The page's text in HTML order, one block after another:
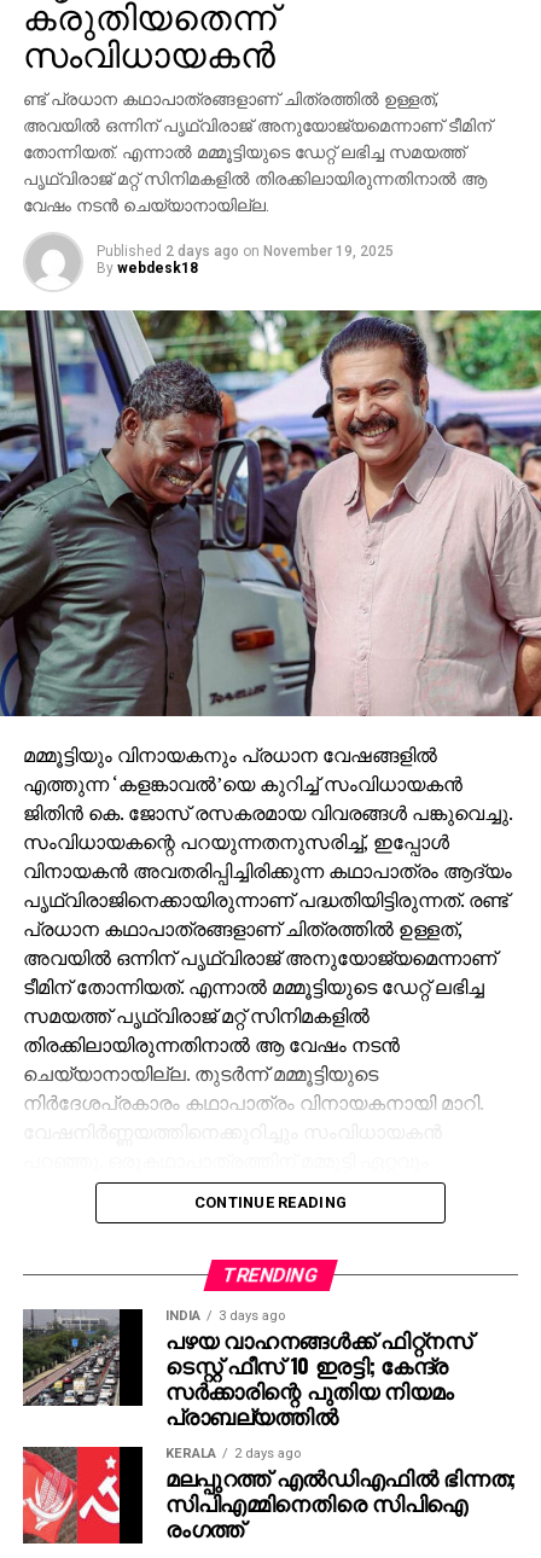
സാന്നിധ്യം ഇവന്റിനെ ദേശീയ തലത്തില്‍ തന്നെ
ശ്രദ്ധേയമാക്കി. ചിത്രത്തില്‍ പ്രിയങ്ക ചോപ്ര
മന്ദാകിനിയായി, പൃഥ്വിരാജ് സുകുമാരന്‍ കുംബയായി
പ്രത്യക്ഷപ്പെടും. 2027ലെ സങ്ക്രാന്തി റിലീസിനായി
‘വാരണസി’ ഒരുക്കപ്പെടുന്നുണ്ട്. എന്നാല്‍
ചിത്രത്തെക്കാള്‍ വലിയ ചര്‍ച്ചയാകുന്നത്
സംവിധായകന്റെ പ്രസ്താവനയും അതിനുശേഷം
ഉയര്‍ന്ന പ്രതിഷേധങ്ങളുമാണ്.
കരുതിയതെന്ന്
സംവിധായകന്‍
ണ്ട് പ്രധാന കഥാപാത്രങ്ങളാണ് ചിത്രത്തില്‍ ഉള്ളത്,
അവയില്‍ ഒന്നിന് പൃഥ്വിരാജ് അനുയോജ്യമെന്നാണ് ടീമിന്
തോന്നിയത്. എന്നാല്‍ മമ്മൂട്ടിയുടെ ഡേറ്റ് ലഭിച്ച സമയത്ത്
പൃഥ്വിരാജ് മറ്റ് സിനിമകളില്‍ തിരക്കിലായിരുന്നതിനാല്‍ ആ
വേഷം നടന്‍ ചെയ്യാനായില്ല.
Published 2 days ago on November 19, 2025
By webdesk18
മമ്മൂട്ടിയും വിനായകനും പ്രധാന വേഷങ്ങളില്‍
എത്തുന്ന ‘കളങ്കാവല്‍’യെ കുറിച്ച് സംവിധായകന്‍
ജിതിന്‍ കെ. ജോസ് രസകരമായ വിവരങ്ങള്‍ പങ്കുവെച്ചു.
സംവിധായകന്റെ പറയുന്നതനുസരിച്ച്, ഇപ്പോള്‍
വിനായകന്‍ അവതരിപ്പിച്ചിരിക്കുന്ന കഥാപാത്രം ആദ്യം
പൃഥ്വിരാജിനെക്കായിരുന്നാണ് പദ്ധതിയിട്ടിരുന്നത്. രണ്ട്
പ്രധാന കഥാപാത്രങ്ങളാണ് ചിത്രത്തില്‍ ഉള്ളത്,
അവയില്‍ ഒന്നിന് പൃഥ്വിരാജ് അനുയോജ്യമെന്നാണ്
ടീമിന് തോന്നിയത്. എന്നാല്‍ മമ്മൂട്ടിയുടെ ഡേറ്റ് ലഭിച്ച
സമയത്ത് പൃഥ്വിരാജ് മറ്റ് സിനിമകളില്‍
തിരക്കിലായിരുന്നതിനാല്‍ ആ വേഷം നടന്‍
ചെയ്യാനായില്ല. തുടര്‍ന്ന് മമ്മൂട്ടിയുടെ
നിര്‍ദേശപ്രകാരം കഥാപാത്രം വിനായകനായി മാറി.
അനുയോജ്യനാണെന്ന് തോന്നിയതിനാല്‍
എക്‌സിക്യൂട്ടീവ് പ്രൊഡ്യൂസര്‍ വിവേക് ദാമോദരന്‍
തങ്ങള്‍ക്ക് മനസ്സിലുണ്ടായിരുന്നതുപോലെ തന്നെയാണ്
പൃഥ്വിരാജും ആ വേഷം മമ്മൂക്ക ചെയ്യണം എന്ന്
നിര്‍ദേശിച്ചതെന്നും അദ്ദേഹം വെളിപ്പെടുത്തി. ജിതിന്‍
കെ. ജോസ് പറഞ്ഞു പോലെ, വിനായകന്‍ അവതരിപ്പിച്ച
വേഷം തന്നെയാണ് ആദ്യം പൃഥ്വിരാജിന്
പരിഗണിച്ചത്. മമ്മൂട്ടി കമ്പനി നിര്‍മിച്ച ‘കളങ്കാവല്‍’
നവംബര്‍ 27ന് തീയേറ്ററുകളില്‍ റിലീസ് ചെയ്യും.
CONTINUE READING
TRENDING
INDIA 3 days ago
പഴയ വാഹനങ്ങള്‍ക്ക് ഫിറ്റ്‌നസ്
ടെസ്റ്റ് ഫീസ് 10 ഇരട്ടി; കേന്ദ്ര
സര്‍ക്കാരിന്റെ പുതിയ നിയമം
പ്രാബല്യത്തില്‍
KERALA 2 days ago
മലപ്പുറത്ത് എല്‍ഡിഎഫില്‍ ഭിന്നത;
സിപിഎമ്മിനെതിരെ സിപിഐ
രംഗത്ത്